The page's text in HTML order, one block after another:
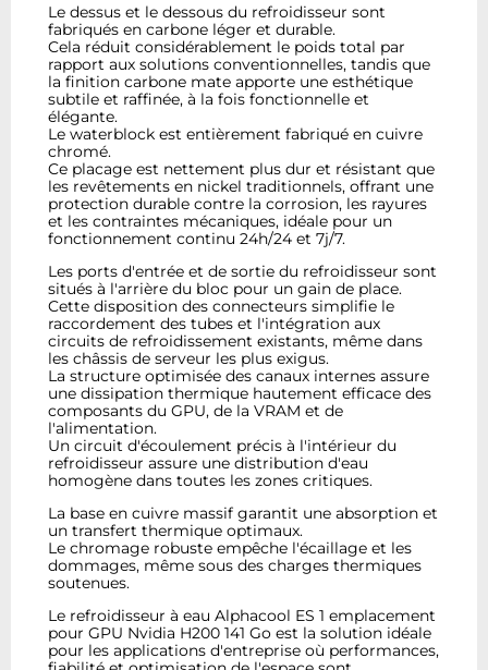
Le dessus et le dessous du refroidisseur sont
fabriqués en carbone léger et durable.
Cela réduit considérablement le poids total par
rapport aux solutions conventionnelles, tandis que
la finition carbone mate apporte une esthétique
subtile et raffinée, à la fois fonctionnelle et
élégante.
Le waterblock est entièrement fabriqué en cuivre
chromé.
Ce placage est nettement plus dur et résistant que
les revêtements en nickel traditionnels, offrant une
protection durable contre la corrosion, les rayures
et les contraintes mécaniques, idéale pour un
fonctionnement continu 24h/24 et 7j/7.
Les ports d'entrée et de sortie du refroidisseur sont
situés à l'arrière du bloc pour un gain de place.
Cette disposition des connecteurs simplifie le
raccordement des tubes et l'intégration aux
circuits de refroidissement existants, même dans
les châssis de serveur les plus exigus.
La structure optimisée des canaux internes assure
une dissipation thermique hautement efficace des
composants du GPU, de la VRAM et de
l'alimentation.
Un circuit d'écoulement précis à l'intérieur du
refroidisseur assure une distribution d'eau
homogène dans toutes les zones critiques.
La base en cuivre massif garantit une absorption et
un transfert thermique optimaux.
Le chromage robuste empêche l'écaillage et les
dommages, même sous des charges thermiques
soutenues.
Le refroidisseur à eau Alphacool ES 1 emplacement
pour GPU Nvidia H200 141 Go est la solution idéale
pour les applications d'entreprise où performances,